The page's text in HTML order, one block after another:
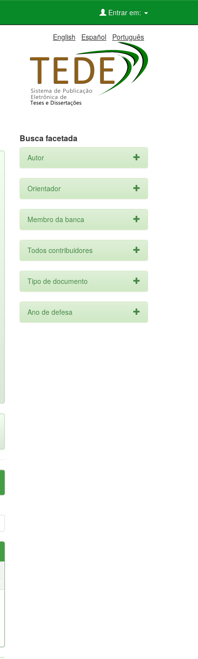
Entrar em:
English Español Português
Busca facetada
Autor
Orientador
Membro da banca
Todos contribuidores
Tipo de documento
Ano de defesa